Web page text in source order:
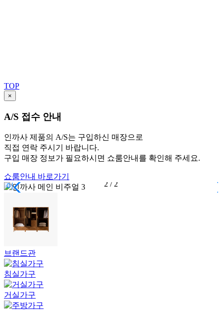
TOP
×
A/S 접수 안내
인까사 제품의 A/S는 구입하신 매장으로
직접 연락 주시기 바랍니다.
구입 매장 정보가 필요하시면 쇼룸안내를 확인해 주세요.
쇼룸안내 바로가기
2 / 2
브랜드관
침실가구
거실가구